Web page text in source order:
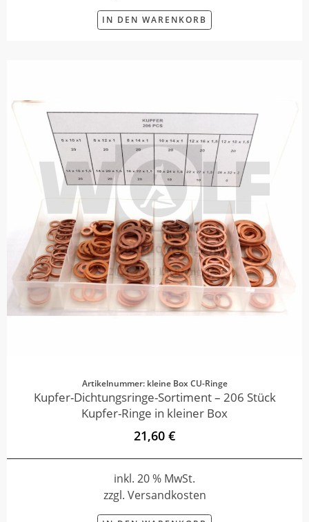
IN DEN WARENKORB
Artikelnummer: kleine Box CU-Ringe
Kupfer-Dichtungsringe-Sortiment – 206 Stück
Kupfer-Ringe in kleiner Box
21,60 €
inkl. 20 % MwSt.
zzgl. Versandkosten